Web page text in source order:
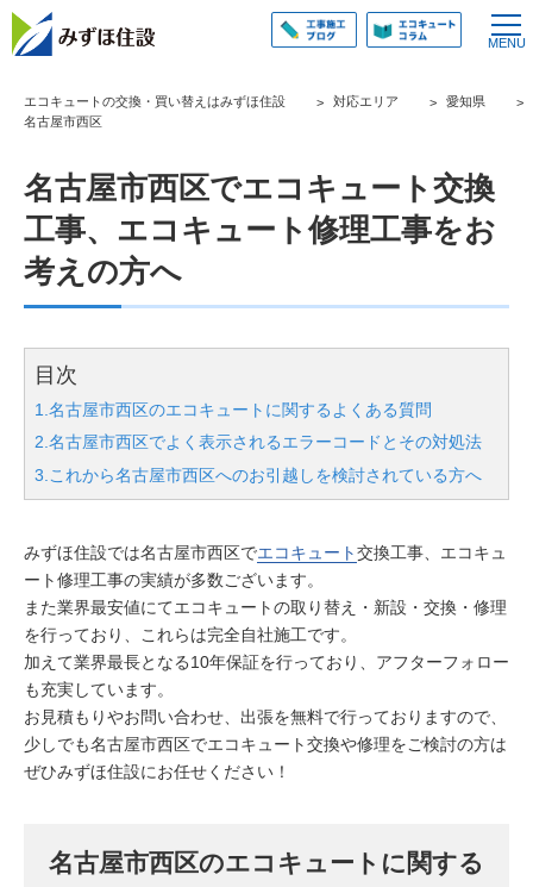
エコキュートの交換・買い替えはみずほ住設 対応エリア
愛知県
名古屋市西区
名古屋市西区でエコキュート交換
工事、エコキュート修理工事をお
考えの方へ
目次
1.名古屋市西区のエコキュートに関するよくある質問
2.名古屋市西区でよく表示されるエラーコードとその対処法
3.これから名古屋市西区へのお引越しを検討されている方へ
みずほ住設では名古屋市西区でエコキュート交換工事、エコキュ
ート修理工事の実績が多数ございます。
また業界最安値にてエコキュートの取り替え・新設・交換・修理
を行っており、これらは完全自社施工です。
加えて業界最長となる10年保証を行っており、アフターフォロー
も充実しています。
お見積もりやお問い合わせ、出張を無料で行っておりますので、
少しでも名古屋市西区でエコキュート交換や修理をご検討の方は
ぜひみずほ住設にお任せください！
名古屋市西区のエコキュートに関する